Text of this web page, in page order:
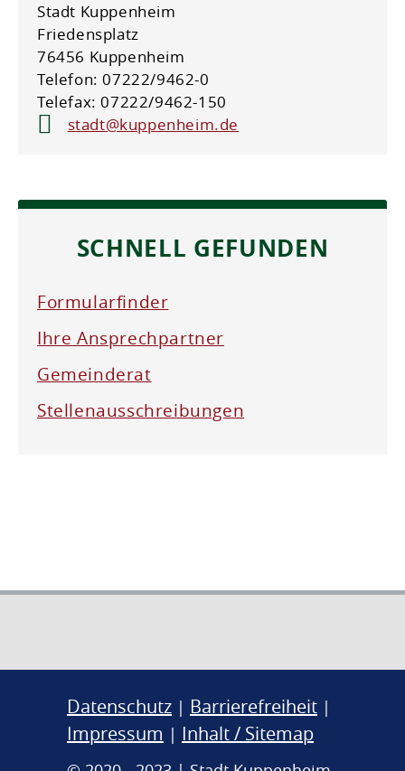
Stadt Kuppenheim
Friedensplatz
76456 Kuppenheim
Telefon: 07222/9462-0
Telefax: 07222/9462-150
stadt@kuppenheim.de
SCHNELL GEFUNDEN
Formularfinder
Ihre Ansprechpartner
Gemeinderat
Stellenausschreibungen
Datenschutz | Barrierefreiheit |
Impressum | Inhalt / Sitemap